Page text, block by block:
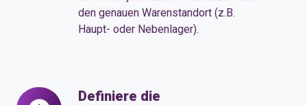
den genauen Warenstandort (z.B.
Haupt- oder Nebenlager).
Definiere die
Definiere